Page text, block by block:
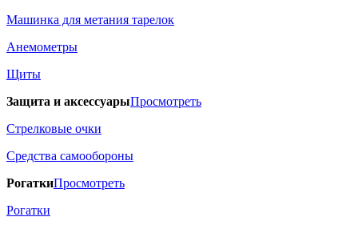
Машинка для метания тарелок
Анемометры
Щиты
Защита и аксессуарыПросмотреть
Стрелковые очки
Средства самообороны
РогаткиПросмотреть
Рогатки